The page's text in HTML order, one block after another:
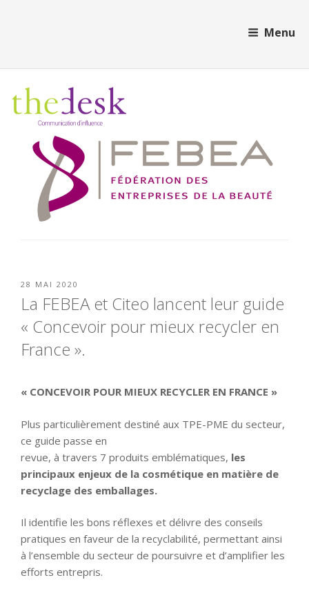
Menu
PUBLIÉ
LE
28 MAI 2020
La FEBEA et Citeo lancent leur guide
« Concevoir pour mieux recycler en
France ».
« CONCEVOIR POUR MIEUX RECYCLER EN FRANCE »
Plus particulièrement destiné aux TPE-PME du secteur,
ce guide passe en
revue, à travers 7 produits emblématiques, les
principaux enjeux de la cosmétique en matière de
recyclage des emballages.
Il identifie les bons réflexes et délivre des conseils
pratiques en faveur de la recyclabilité, permettant ainsi
à l’ensemble du secteur de poursuivre et d’amplifier les
efforts entrepris.